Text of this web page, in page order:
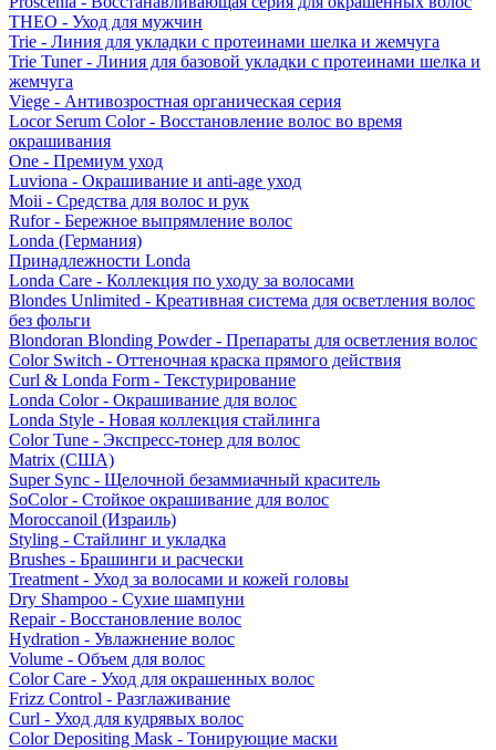
THEO - Уход для мужчин
Trie - Линия для укладки с протеинами шелка и жемчуга
Trie Tuner - Линия для базовой укладки с протеинами шелка и
жемчуга
Viege - Антивозростная органическая серия
Locor Serum Color - Восстановление волос во время
окрашивания
One - Премиум уход
Luviona - Окрашивание и anti-age уход
Moii - Средства для волос и рук
Rufor - Бережное выпрямление волос
Londa (Германия)
Принадлежности Londa
Londa Care - Коллекция по уходу за волосами
Blondes Unlimited - Креативная система для осветления волос
без фольги
Blondoran Blonding Powder - Препараты для осветления волос
Color Switch - Оттеночная краска прямого действия
Curl & Londa Form - Текстурирование
Londa Color - Окрашивание для волос
Londa Style - Новая коллекция стайлинга
Color Tune - Экспресс-тонер для волос
Matrix (США)
Super Sync - Щелочной безаммиачный краситель
SoColor - Стойкое окрашивание для волос
Moroccanoil (Израиль)
Styling - Стайлинг и укладка
Brushes - Брашинги и расчески
Treatment - Уход за волосами и кожей головы
Dry Shampoo - Сухие шампуни
Repair - Восстановление волос
Hydration - Увлажнение волос
Volume - Объем для волос
Color Care - Уход для окрашенных волос
Frizz Control - Разглаживание
Curl - Уход для кудрявых волос
Color Depositing Mask - Тонирующие маски